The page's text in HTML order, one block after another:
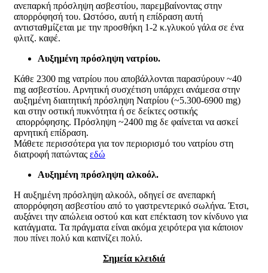
ανεπαρκή πρόσληψη ασβεστίου, παρεµβαίνοντας στην
απορρόφησή του. Ωστόσο, αυτή η επίδραση αυτή
αντισταθµίζεται µε την προσθήκη 1-2 κ.γλυκού γάλα σε ένα
φλιτζ. καφέ.
Αυξηµένη πρόσληψη νατρίου.
Κάθε 2300 mg νατρίου που αποβάλλονται παρασύρουν ~40
mg ασβεστίου. Αρνητική συσχέτιση υπάρχει ανάµεσα στην
αυξηµένη διαιτητική πρόσληψη Νατρίου (~5.300-6900 mg)
και στην οστική πυκνότητα ή σε δείκτες οστικής
απορρόφησης. Πρόσληψη ~2400 mg δε φαίνεται να ασκεί
αρνητική επίδραση.
Μάθετε περισσότερα για τον περιορισμό του νατρίου στη
διατροφή πατώντας εδώ
Αυξηµένη πρόσληψη αλκοόλ.
H αυξημένη πρόσληψη αλκοόλ, οδηγεί σε ανεπαρκή
απορρόφηση ασβεστίου από το γαστρεντερικό σωλήνα. Έτσι,
αυξάνει την απώλεια οστού και κατ επέκταση τον κίνδυνο για
κατάγματα. Τα πράγματα είναι ακόμα χειρότερα για κάποιον
που πίνει πολύ και καπνίζει πολύ.
Σημεία κλειδιά